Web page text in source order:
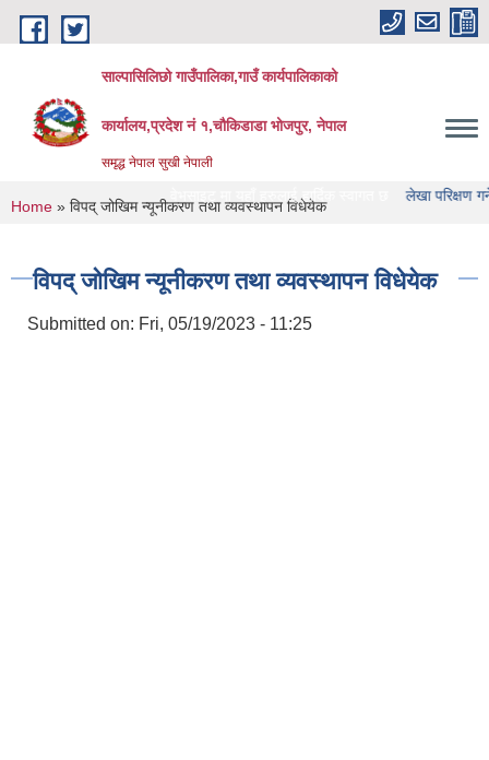
Skip to main content
साल्पासिलिछो गाउँपालिका,गाउँ कार्यपालिकाको
कार्यालय,प्रदेश नं १,चौकिडाडा भोजपुर, नेपाल
समृद्ध नेपाल सुखी नेपाली
गाउँपालिका को वेभसाइट मा यहाँ हरुलाई हार्दिक स्वागत छ लेखा परिक्षण गर्ने संस्था
You are here
Home » विपद् जोखिम न्यूनीकरण तथा व्यवस्थापन विधेयेक
विपद् जोखिम न्यूनीकरण तथा व्यवस्थापन विधेयेक
Submitted on: Fri, 05/19/2023 - 11:25